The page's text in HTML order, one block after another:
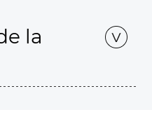
la